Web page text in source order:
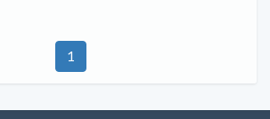
1